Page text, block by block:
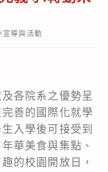
宣導與活動
各院系之優勢呈
善的國際化就學
入學後可接受到
華美食與集點、
的校園開放日，